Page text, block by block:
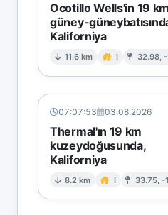
Ocotillo Wells'in 19 km
güney-
Kaliforniya
11.6 km I 32.98, -
07:07:53 03.08.2026
Thermal'ın 19 km
kuzeydoğusunda,
Kaliforniya
8.2 km I 33.75, -